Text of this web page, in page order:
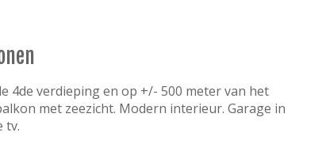
4de verdieping en op +/- 500 meter van het
met zeezicht. Modern interieur. Garage in
tv.